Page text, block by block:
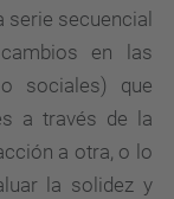
serie secuencial
en las
sociales) que
a través de la
a otra, o lo
la solidez y